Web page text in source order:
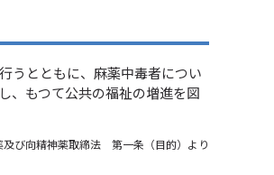
うとともに、麻薬中毒者につい
、もつて公共の福祉の増進を図
及び向精神薬取締法 第一条（目的）より